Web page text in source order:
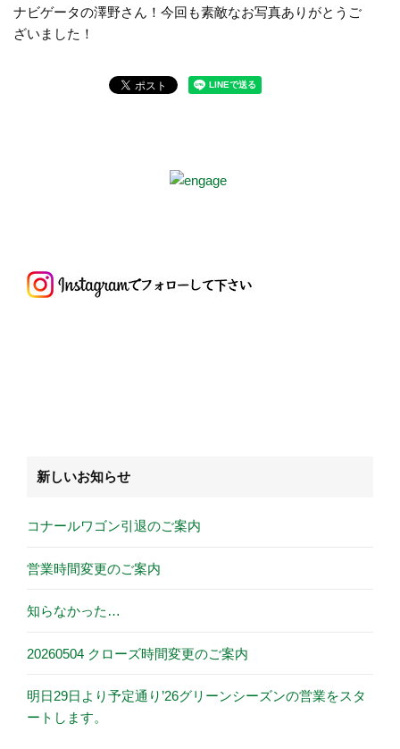
ナビゲータの澤野さん！今回も素敵なお写真ありがとうご
ざいました！
新しいお知らせ
コナールワゴン引退のご案内
営業時間変更のご案内
知らなかった…
20260504 クローズ時間変更のご案内
明日29日より予定通り’26グリーンシーズンの営業をスタ
ートします。